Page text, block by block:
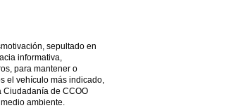
sepultado en
informativa,
para mantener o
el vehículo más indicado,
Ciudadanía de CCOO
ambiente.